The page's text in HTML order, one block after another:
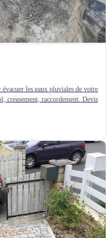
les eaux pluviales de votre
creusement, raccordement. Devis